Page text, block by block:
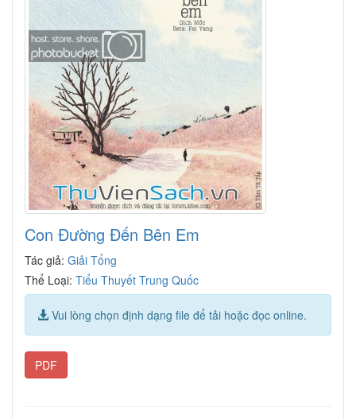
Con Đường Đến Bên Em
Tác giả: Giải Tổng
Thể Loại: Tiểu Thuyết Trung Quốc
Vui lòng chọn định dạng file để tải hoặc đọc online.
PDF